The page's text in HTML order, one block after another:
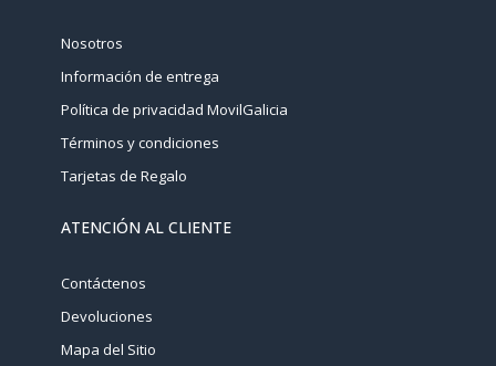
Nosotros
Información de entrega
Política de privacidad MovilGalicia
Términos y condiciones
Tarjetas de Regalo
ATENCIÓN AL CLIENTE
Contáctenos
Devoluciones
Mapa del Sitio